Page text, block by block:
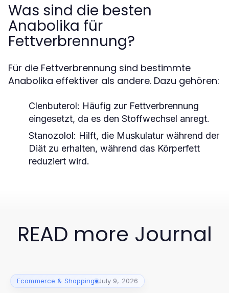
Was sind die besten
Anabolika für
Fettverbrennung?
Für die Fettverbrennung sind bestimmte
Anabolika effektiver als andere. Dazu gehören:
Clenbuterol: Häufig zur Fettverbrennung
eingesetzt, da es den Stoffwechsel anregt.
Stanozolol: Hilft, die Muskulatur während der
Diät zu erhalten, während das Körperfett
reduziert wird.
READ more Journal
Ecommerce & Shopping July 9, 2026